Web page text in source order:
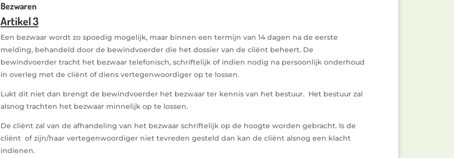
Bezwaren
Artikel 3
Een bezwaar wordt zo spoedig mogelijk, maar binnen een termijn van 14 dagen na de eerste
melding, behandeld door de bewindvoerder die het dossier van de cliënt beheert. De
bewindvoerder tracht het bezwaar telefonisch, schriftelijk of indien nodig na persoonlijk onderhoud
in overleg met de cliënt of diens vertegenwoordiger op te lossen.
Lukt dit niet dan brengt de bewindvoerder het bezwaar ter kennis van het bestuur. Het bestuur zal
alsnog trachten het bezwaar minnelijk op te lossen.
De cliënt zal van de afhandeling van het bezwaar schriftelijk op de hoogte worden gebracht. Is de
cliënt of zijn/haar vertegenwoordiger niet tevreden gesteld dan kan de cliënt alsnog een klacht
indienen.